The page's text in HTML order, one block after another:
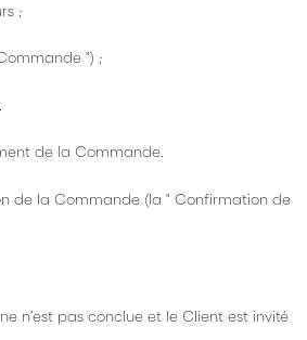
;
") ;
de la Commande.
de la Commande (la " Confirmation de
n’est pas conclue et le Client est invité